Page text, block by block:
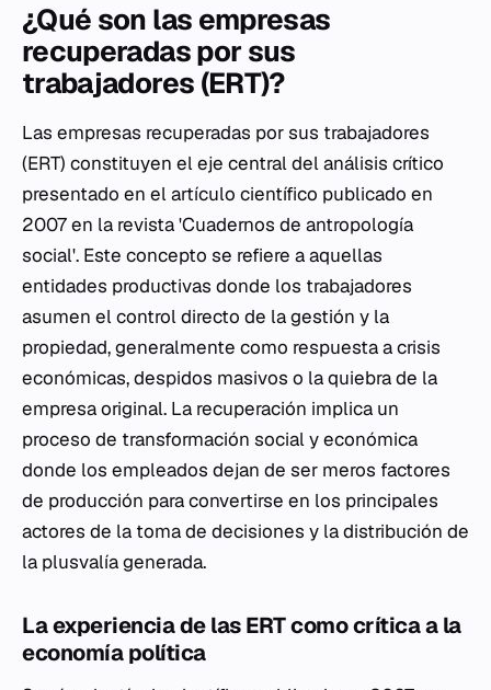
¿Qué son las empresas
recuperadas por sus
trabajadores (ERT)?
Las empresas recuperadas por sus trabajadores
(ERT) constituyen el eje central del análisis crítico
presentado en el artículo científico publicado en
2007 en la revista 'Cuadernos de antropología
social'. Este concepto se refiere a aquellas
entidades productivas donde los trabajadores
asumen el control directo de la gestión y la
propiedad, generalmente como respuesta a crisis
económicas, despidos masivos o la quiebra de la
empresa original. La recuperación implica un
proceso de transformación social y económica
donde los empleados dejan de ser meros factores
de producción para convertirse en los principales
actores de la toma de decisiones y la distribución de
la plusvalía generada.
La experiencia de las ERT como crítica a la
economía política